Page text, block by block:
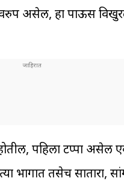
असेल, हा पाऊस
पहिला टप्पा
भागात तसेच सातारा,